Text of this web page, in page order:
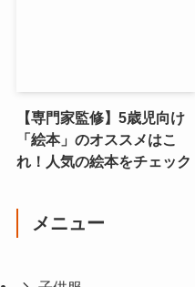
【専門家監修】5歳児向け
「絵本」のオススメはこ
れ！人気の絵本をチェック
メニュー